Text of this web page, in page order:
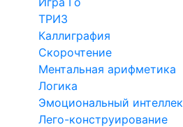
ТРИЗ
Каллиграфия
Скорочтение
Ментальная арифметика
Логика
Эмоциональный
Лего-конструирование